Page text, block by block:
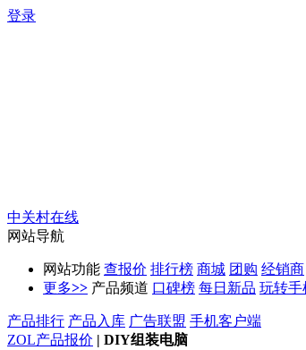
登录
中关村在线
网站导航
网站功能 查报价 排行榜 商城 团购 经销商
更多>> 产品频道 口碑榜 每日新品 玩转手
产品排行 产品入库 广告联盟 手机客户端
ZOL产品报价 | DIY组装电脑